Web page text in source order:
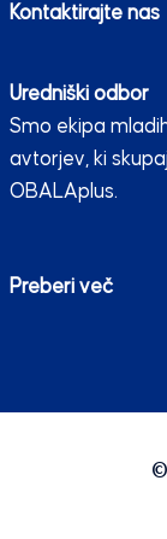
Kontaktirajte nas
Uredniški odbor
Smo ekipa
avtorjev, ki
OBALAplus.
Preberi več